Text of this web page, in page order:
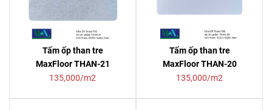
Tấm ốp than tre
MaxFloor THAN-21
135,000/m2
Tấm ốp than tre
MaxFloor THAN-20
135,000/m2